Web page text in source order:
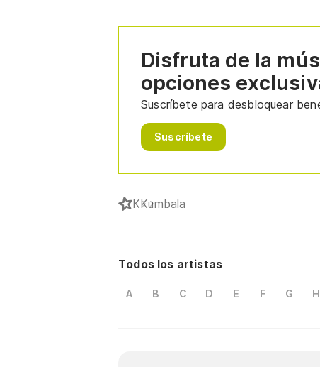
Disfruta de la
opciones
Suscríbete para desbloquear
Suscríbete
KKumbala
Todos los artistas
A B C D E F G H